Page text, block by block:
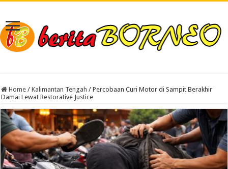
Home / Kalimantan Tengah / Percobaan Curi Motor di Sampit Berakhir
Damai Lewat Restorative Justice